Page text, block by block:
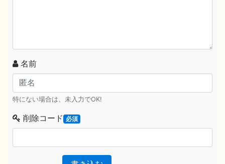
名前
特にない場合は、未入力でOK!
削除コード 必須